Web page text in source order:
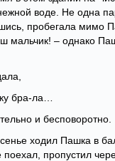
воде. Не одна
пробегала мимо
мальчик! – однако
бра-ла…
и бесповоротно.
ходил Пашка в
поехал, пропустил